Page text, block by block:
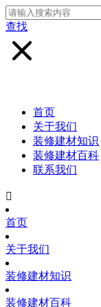
查找
首页
关于我们
装修建材知识
装修建材百科
联系我们

首页
关于我们
装修建材知识
装修建材百科